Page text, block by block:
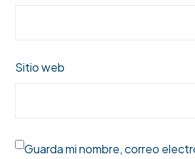
Sitio web
Guarda mi nombre, correo